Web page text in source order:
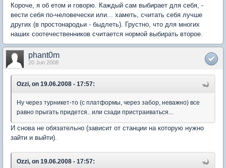
Короче, я об етом и говорю. Каждый сам выбирает для себя, -
вести себя по-человечески или... хаметь, считать себя лучше
других (в простонародьи - быдлеть). Грустно, что для многих
наших соотечественников считается нормой выбирать второе.
phant0m
20 Jun 2008
Ozzi, on 19.06.2008 - 17:57:
Ну через турникет-то (с платформы, через забор, неважно) все
равно прыгать придется.. или сзади пристраиваться...
И снова не обязательно (зависит от станции на которую нужно
зайти и выйти).
Ozzi, on 19.06.2008 - 17:57: